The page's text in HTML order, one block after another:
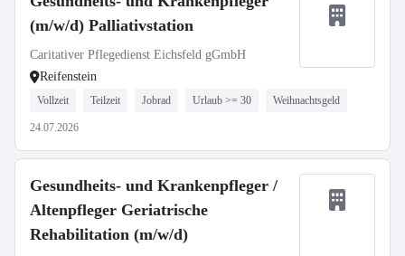
(m/w/d) Palliativstation
Caritativer Pflegedienst Eichsfeld gGmbH
Reifenstein
Vollzeit Teilzeit Jobrad Urlaub >= 30 Weihnachtsgeld
24.07.2026
Gesundheits- und Krankenpfleger /
Altenpfleger Geriatrische
Rehabilitation (m/w/d)